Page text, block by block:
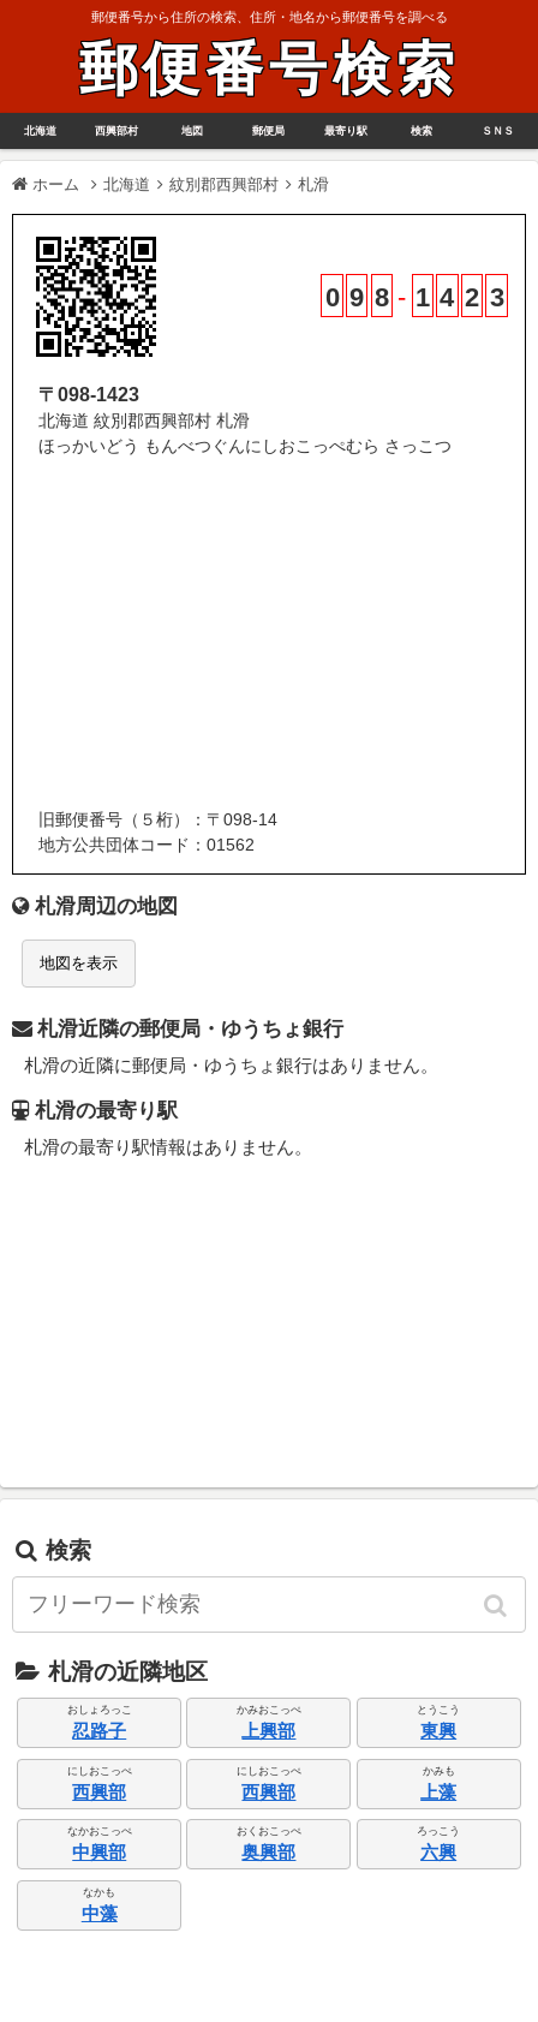
郵便番号から住所の検索、住所・地名から郵便番号を調べる
郵便番号検索
北海道 西興部村 地図 郵便局 最寄り駅 検索 ＳＮＳ
ホーム 北海道 紋別郡西興部村 札滑
0 9 8 - 1 4 2 3
〒098-1423
北海道 紋別郡西興部村 札滑
ほっかいどう もんべつぐんにしおこっぺむら さっこつ
旧郵便番号（５桁）：〒098-14
地方公共団体コード：01562
札滑周辺の地図
地図を表示
札滑近隣の郵便局・ゆうちょ銀行
札滑の近隣に郵便局・ゆうちょ銀行はありません。
札滑の最寄り駅
札滑の最寄り駅情報はありません。
検索
札滑の近隣地区
おしょろっこ
忍路子
かみおこっぺ
上興部
とうこう
東興
にしおこっぺ
西興部
にしおこっぺ
西興部
かみも
上藻
なかおこっぺ
中興部
おくおこっぺ
奥興部
ろっこう
六興
なかも
中藻